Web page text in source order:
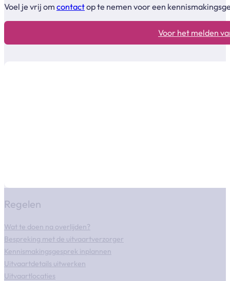
Voel je vrij om contactop te nemen voor een
Voor het melden
Regelen
Wat te doen na overlijden?
Bespreking met de uitvaartverzorger
Kennismakingsgesprek inplannen
Uitvaartdetails uitwerken
Uitvaartlocaties